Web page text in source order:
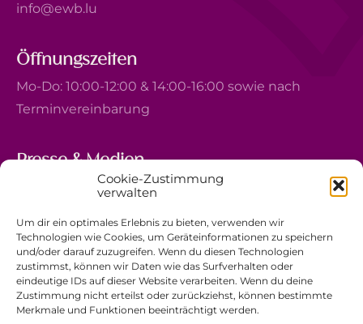
Cookie-Zustimmung
verwalten
Um dir ein optimales Erlebnis zu bieten, verwenden wir
Technologien wie Cookies, um Geräteinformationen zu speichern
und/oder darauf zuzugreifen. Wenn du diesen Technologien
zustimmst, können wir Daten wie das Surfverhalten oder
eindeutige IDs auf dieser Website verarbeiten. Wenn du deine
Zustimmung nicht erteilst oder zurückziehst, können bestimmte
Merkmale und Funktionen beeinträchtigt werden.
info@ewb.lu
Öffnungszeiten
Mo-Do: 10:00-12:00 & 14:00-16:00 sowie nach
Terminvereinbarung
Presse & Medien
5, avenue Marie-Thérèse
+352 44 743 340
comm@ewb.lu
Spenden